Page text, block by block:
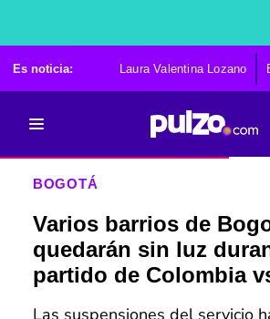
Es noticia: Laura Valentina Lozano
BOGOTÁ
Varios barrios de
quedarán sin luz
partido de Colombia
Las suspensiones del servicio